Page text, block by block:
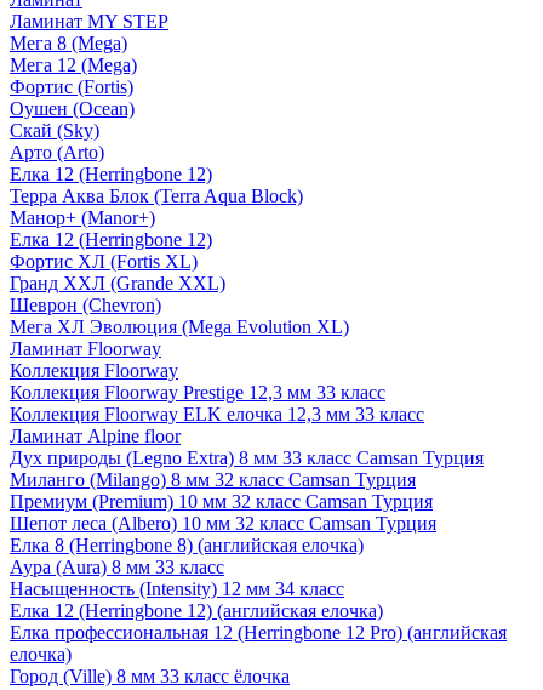
Ламинат MY STEP
Мега 8 (Mega)
Мега 12 (Mega)
Фортис (Fortis)
Оушен (Ocean)
Скай (Sky)
Арто (Arto)
Елка 12 (Herringbone 12)
Терра Аква Блок (Terra Aqua Block)
Манор+ (Manor+)
Елка 12 (Herringbone 12)
Фортис ХЛ (Fortis XL)
Гранд ХХЛ (Grande XXL)
Шеврон (Chevron)
Мега ХЛ Эволюция (Mega Evolution XL)
Ламинат Floorway
Коллекция Floorway
Коллекция Floorway Prestige 12,3 мм 33 класс
Коллекция Floorway ELK елочка 12,3 мм 33 класс
Ламинат Alpine floor
Дух природы (Legno Extra) 8 мм 33 класс Camsan Турция
Миланго (Milango) 8 мм 32 класс Camsan Турция
Премиум (Premium) 10 мм 32 класс Camsan Турция
Шепот леса (Albero) 10 мм 32 класс Camsan Турция
Елка 8 (Herringbone 8) (английская елочка)
Аура (Aura) 8 мм 33 класс
Насыщенность (Intensity) 12 мм 34 класс
Елка 12 (Herringbone 12) (английская елочка)
Елка профессиональная 12 (Herringbone 12 Pro) (английская
елочка)
Город (Ville) 8 мм 33 класс ёлочка